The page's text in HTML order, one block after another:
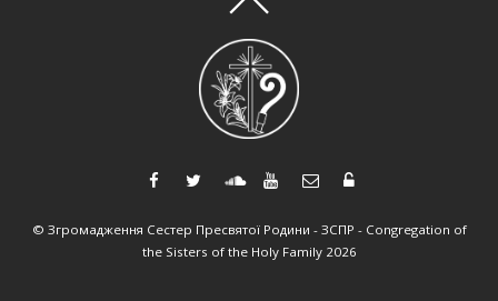
© Згромадження Сестер Пресвятої Родини - ЗСПР - Congregation of
the Sisters of the Holy Family2026